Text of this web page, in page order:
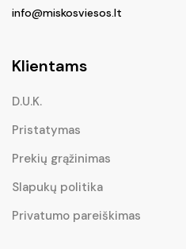
info@miskosviesos.lt
Klientams
D.U.K.
Pristatymas
Prekių grąžinimas
Slapukų politika
Privatumo pareiškimas